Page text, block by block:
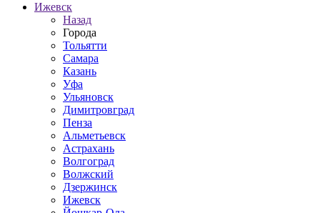
Ижевск
Назад
Города
Тольятти
Самара
Казань
Уфа
Ульяновск
Димитровград
Пенза
Альметьевск
Астрахань
Волгоград
Волжский
Дзержинск
Ижевск